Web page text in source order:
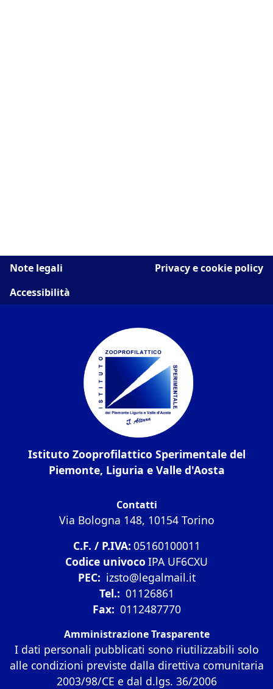
Note legali
Privacy e cookie policy
Accessibilità
Istituto Zooprofilattico Sperimentale del
Piemonte, Liguria e Valle d'Aosta
Contatti
Via Bologna 148, 10154 Torino
C.F. / P.IVA: 05160100011
Codice univoco IPA UF6CXU
PEC: izsto@legalmail.it
Tel.: 01126861
Fax: 0112487770
Amministrazione Trasparente
I dati personali pubblicati sono riutilizzabili solo
alle condizioni previste dalla direttiva comunitaria
2003/98/CE e dal d.lgs. 36/2006